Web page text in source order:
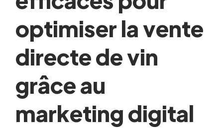
optimiser la vente
directe de vin
grâce au
marketing digital